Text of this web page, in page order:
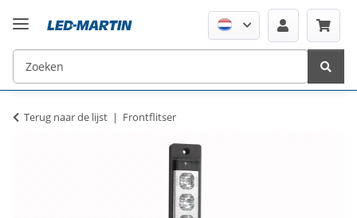
Terug naar de lijst Frontflitser